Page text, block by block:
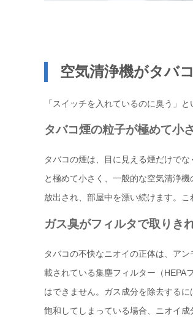
空気清浄機がタバ
「スイッチを入れているのに臭う」
タバコ煙の粒子が極めて小
タバコの煙は、目に見える煙だけで
と極めて小さく、一般的な空気清浄
放出され、部屋中を漂い続けます。
ガス臭がフィルタで取りき
タバコの不快なニオイの正体は、ア
載されている集塵フィルター（HEPA
はできません。ガス成分を除去する
飽和してしまっている場合、ニオイ成